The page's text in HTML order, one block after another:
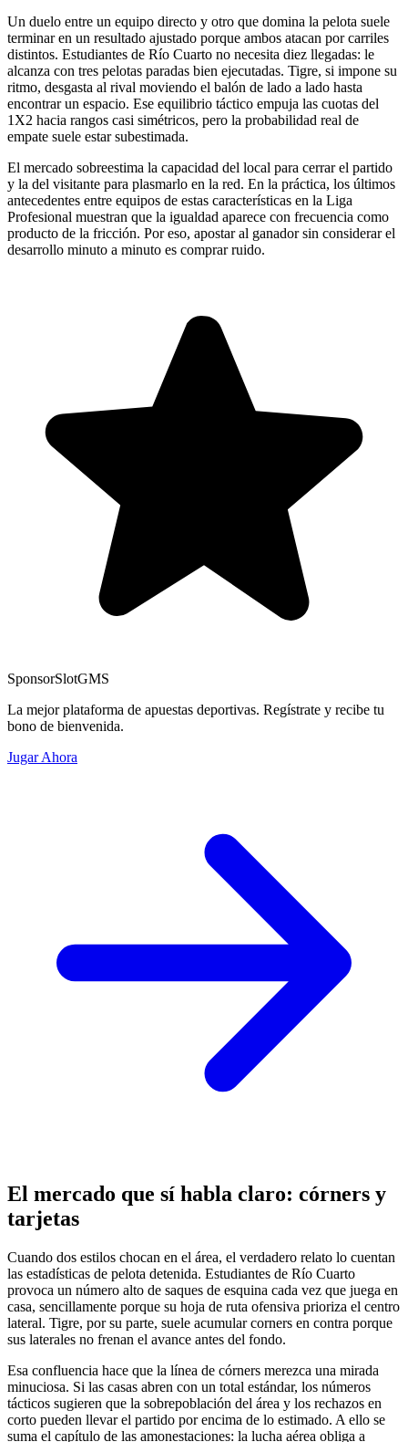
Un duelo entre un equipo directo y otro que domina la pelota suele
terminar en un resultado ajustado porque ambos atacan por carriles
distintos. Estudiantes de Río Cuarto no necesita diez llegadas: le
alcanza con tres pelotas paradas bien ejecutadas. Tigre, si impone su
ritmo, desgasta al rival moviendo el balón de lado a lado hasta
encontrar un espacio. Ese equilibrio táctico empuja las cuotas del
1X2 hacia rangos casi simétricos, pero la probabilidad real de
empate suele estar subestimada.
El mercado sobreestima la capacidad del local para cerrar el partido
y la del visitante para plasmarlo en la red. En la práctica, los últimos
antecedentes entre equipos de estas características en la Liga
Profesional muestran que la igualdad aparece con frecuencia como
producto de la fricción. Por eso, apostar al ganador sin considerar el
desarrollo minuto a minuto es comprar ruido.
SponsorSlotGMS
La mejor plataforma de apuestas deportivas. Regístrate y recibe tu
bono de bienvenida.
Jugar Ahora
El mercado que sí habla claro: córners y
tarjetas
Cuando dos estilos chocan en el área, el verdadero relato lo cuentan
las estadísticas de pelota detenida. Estudiantes de Río Cuarto
provoca un número alto de saques de esquina cada vez que juega en
casa, sencillamente porque su hoja de ruta ofensiva prioriza el centro
lateral. Tigre, por su parte, suele acumular corners en contra porque
sus laterales no frenan el avance antes del fondo.
Esa confluencia hace que la línea de córners merezca una mirada
minuciosa. Si las casas abren con un total estándar, los números
tácticos sugieren que la sobrepoblación del área y los rechazos en
corto pueden llevar el partido por encima de lo estimado. A ello se
suma el capítulo de las amonestaciones: la lucha aérea obliga a